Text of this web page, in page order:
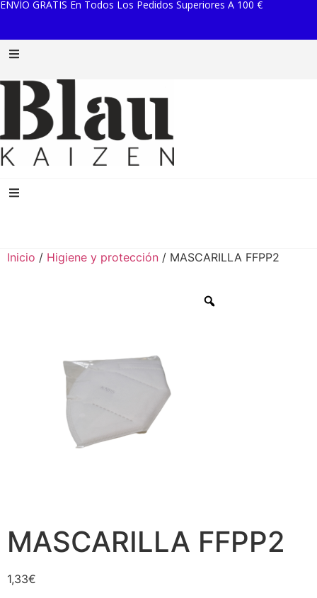
ENVÍO GRATIS En Todos Los Pedidos Superiores A 100 €
Inicio / Higiene y protección / MASCARILLA FFPP2
MASCARILLA FFPP2
1,33€